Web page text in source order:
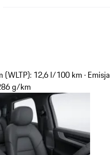
12,6 l/100 km · Emisja
g/km